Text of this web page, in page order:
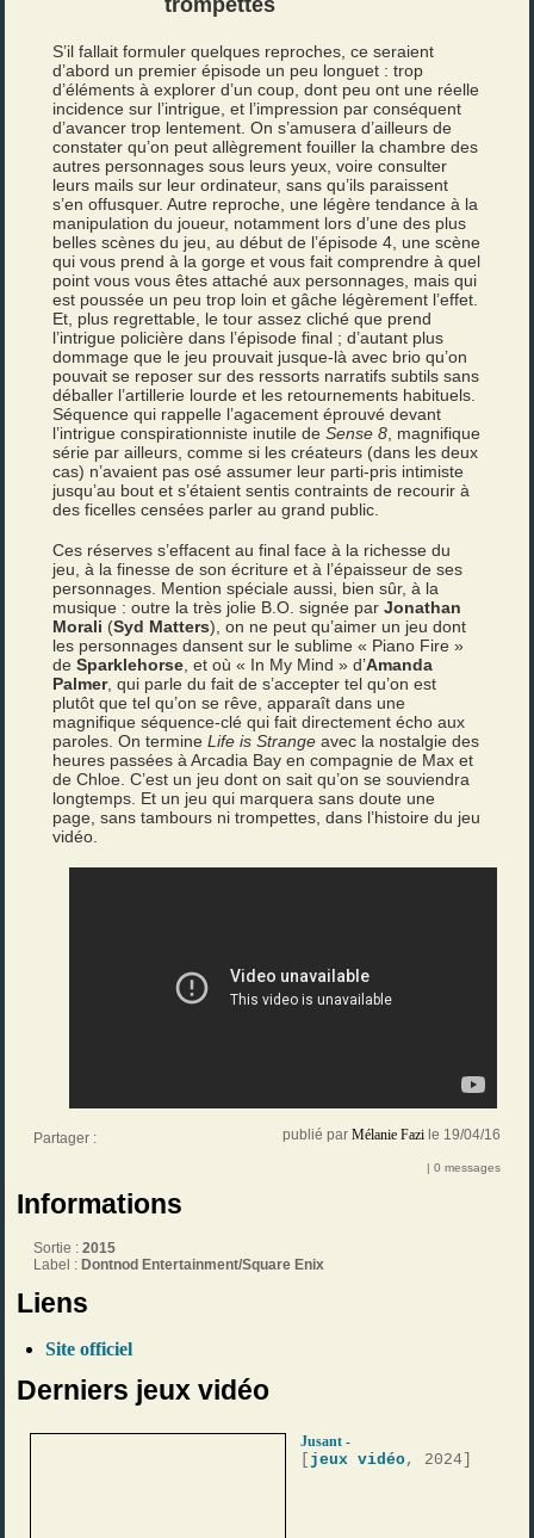
trompettes
S’il fallait formuler quelques reproches, ce seraient
d’abord un premier épisode un peu longuet : trop
d’éléments à explorer d’un coup, dont peu ont une réelle
incidence sur l’intrigue, et l’impression par conséquent
d’avancer trop lentement. On s’amusera d’ailleurs de
constater qu’on peut allègrement fouiller la chambre des
autres personnages sous leurs yeux, voire consulter
leurs mails sur leur ordinateur, sans qu’ils paraissent
s’en offusquer. Autre reproche, une légère tendance à la
manipulation du joueur, notamment lors d’une des plus
belles scènes du jeu, au début de l’épisode 4, une scène
qui vous prend à la gorge et vous fait comprendre à quel
point vous vous êtes attaché aux personnages, mais qui
est poussée un peu trop loin et gâche légèrement l’effet.
Et, plus regrettable, le tour assez cliché que prend
l’intrigue policière dans l’épisode final ; d’autant plus
dommage que le jeu prouvait jusque-là avec brio qu’on
pouvait se reposer sur des ressorts narratifs subtils sans
déballer l’artillerie lourde et les retournements habituels.
Séquence qui rappelle l’agacement éprouvé devant
l’intrigue conspirationniste inutile deSense 8 , magnifique
série par ailleurs, comme si les créateurs (dans les deux
cas) n’avaient pas osé assumer leur parti-pris intimiste
jusqu’au bout et s’étaient sentis contraints de recourir à
des ficelles censées parler au grand public.
Ces réserves s’effacent au final face à la richesse du
jeu, à la finesse de son écriture et à l’épaisseur de ses
personnages. Mention spéciale aussi, bien sûr, à la
musique : outre la très jolie B.O. signée parJonathan
Morali (Syd Matters), on ne peut qu’aimer un jeu dont
les personnages dansent sur le sublime « Piano Fire »
deSparklehorse , et où « In My Mind » d’Amanda
Palmer, qui parle du fait de s’accepter tel qu’on est
plutôt que tel qu’on se rêve, apparaît dans une
magnifique séquence-clé qui fait directement écho aux
paroles. On termineLife is Strange avec la nostalgie des
heures passées à Arcadia Bay en compagnie de Max et
de Chloe. C’est un jeu dont on sait qu’on se souviendra
longtemps. Et un jeu qui marquera sans doute une
page, sans tambours ni trompettes, dans l’histoire du jeu
vidéo.
Partager : publié par Mélanie Fazi le 19/04/16
| 0 messages
Informations
Sortie :2015
Label : Dontnod Entertainment/Square Enix
Liens
Site officiel
Derniers jeux vidéo
Jusant -
jeux vidéo, 2024]